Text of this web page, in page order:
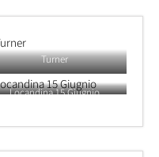
Turner
Locandina 15 Giugnio